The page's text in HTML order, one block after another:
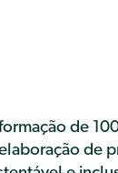
de
de